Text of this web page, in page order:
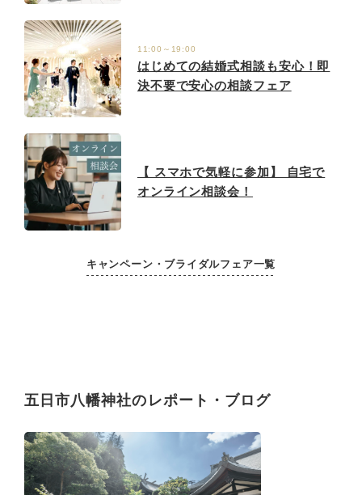
11:00～19:00
はじめての結婚式相談も安心！即
決不要で安心の相談フェア
【 スマホで気軽に参加】 自宅で
オンライン相談会！
キャンペーン・ブライダルフェア一覧
五日市八幡神社のレポート・ブログ